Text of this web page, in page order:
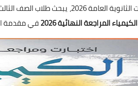
عن أفضل مصادر المراجعة النهائية في مادة الكيمياء، ويأتي
المراجعة النهائية 2026
في مقدمة